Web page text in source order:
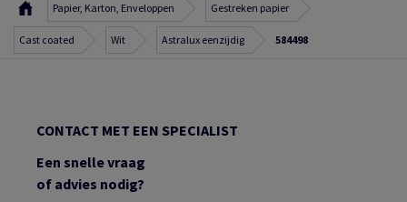
Papier, Karton, Enveloppen Gestreken papier
Cast coated Wit Astralux eenzijdig 584498
CONTACT MET EEN SPECIALIST
Een snelle vraag
of advies nodig?